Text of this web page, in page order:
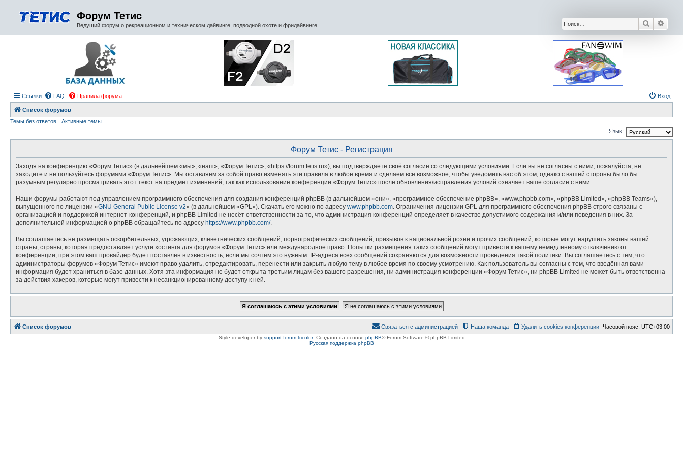
Форум Тетис
Ведущий форум о рекреационном и техническом дайвинге, подводной охоте и фридайвинге Поиск
Ссылки FAQ Правила форума Вход
Список форумов
Темы без ответов
Активные темы
Язык:
Форум Тетис - Регистрация
Заходя на конференцию «Форум Тетис» (в дальнейшем «мы», «наш», «Форум Тетис», «https://forum.tetis.ru»), вы подтверждаете своё согласие со следующими условиями. Если вы не согласны с ними, пожалуйста, не
заходите и не пользуйтесь форумами «Форум Тетис». Мы оставляем за собой право изменять эти правила в любое время и сделаем всё возможное, чтобы уведомить вас об этом, однако с вашей стороны было бы
разумным регулярно просматривать этот текст на предмет изменений, так как использование конференции «Форум Тетис» после обновления/исправления условий означает ваше согласие с ними.
Наши форумы работают под управлением программного обеспечения для создания конференций phpBB (в дальнейшем «они», «программное обеспечение phpBB», «www.phpbb.com», «phpBB Limited», «phpBB Teams»),
выпущенного по лицензии «GNU General Public License v2» (в дальнейшем «GPL»). Скачать его можно по адресу www.phpbb.com. Ограничения лицензии GPL для программного обеспечения phpBB строго связаны с
организацией и поддержкой интернет-конференций, и phpBB Limited не несёт ответственности за то, что администрация конференций определяет в качестве допустимого содержания и/или поведения в них. За
дополнительной информацией о phpBB обращайтесь по адресу https://www.phpbb.com/.
Вы соглашаетесь не размещать оскорбительных, угрожающих, клеветнических сообщений, порнографических сообщений, призывов к национальной розни и прочих сообщений, которые могут нарушить законы вашей
страны, страны, которая предоставляет услуги хостинга для форумов «Форум Тетис» или международное право. Попытки размещения таких сообщений могут привести к вашему немедленному отключению от
конференции, при этом ваш провайдер будет поставлен в известность, если мы сочтём это нужным. IP-адреса всех сообщений сохраняются для возможности проведения такой политики. Вы соглашаетесь с тем, что
администраторы форумов «Форум Тетис» имеют право удалить, отредактировать, перенести или закрыть любую тему в любое время по своему усмотрению. Как пользователь вы согласны с тем, что введённая вами
информация будет храниться в базе данных. Хотя эта информация не будет открыта третьим лицам без вашего разрешения, ни администрация конференции «Форум Тетис», ни phpBB Limited не может быть ответственна
за действия хакеров, которые могут привести к несанкционированному доступу к ней.
Список форумов Часовой пояс: UTC+03:00
Удалить cookies конференции
Наша команда
Связаться с администрацией
Style developer by support forum tricolor, Создано на основе phpBB® Forum Software © phpBB Limited
Русская поддержка phpBB